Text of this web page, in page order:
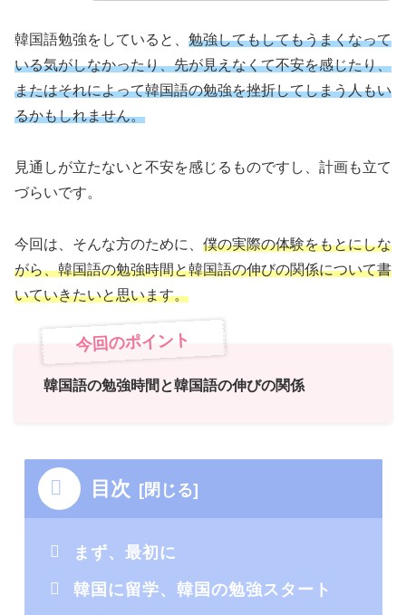
韓国語勉強をしていると、 勉強してもしてもうまくなって
いる気がしなかったり、先が見えなくて不安を感じたり、
またはそれによって韓国語の勉強を挫折してしまう人もい
るかもしれません。
見通しが立たないと不安を感じるものですし、計画も立て
づらいです。
今回は、そんな方のために、 僕の実際の体験をもとにしな
がら、韓国語の勉強時間と韓国語の伸びの関係について書
いていきたいと思います。
今回のポイント
韓国語の勉強時間と韓国語の伸びの関係
目次
まず、最初に
韓国に留学、韓国の勉強スタート